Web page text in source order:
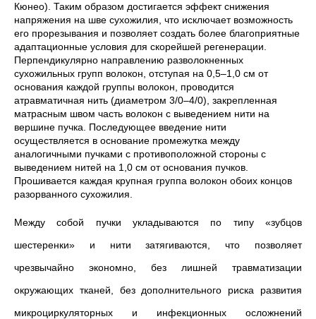
Кюнео). Таким образом достигается эффект снижения
напряжения на шве сухожилия, что исключает возможность
его прорезывания и позволяет создать более благоприятные
адаптационные условия для скорейшей регенерации.
Перпендикулярно направлению разволокненных
сухожильных групп волокон, отступая на 0,5–1,0 см от
основания каждой группы волокон, проводится
атравматичная нить (диаметром 3/0–4/0), закрепленная
матрасным швом часть волокон с выведением нити на
вершине пучка. Последующее введение нити
осуществляется в основание промежутка между
аналогичными пучками с противоположной стороны с
выведением нитей на 1,0 см от основания пучков.
Прошивается каждая крупная группа волокон обоих концов
разорванного сухожилия.
Между собой пучки укладываются по типу «зубцов
шестеренки» и нити затягиваются, что позволяет
чрезвычайно экономно, без лишней травматизации
окружающих тканей, без дополнительного риска развития
микроциркуляторных и инфекционных осложнений